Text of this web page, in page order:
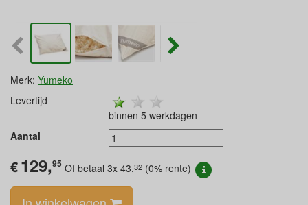
Merk: Yumeko
Levertijd
binnen 5 werkdagen
Aantal
€129,95 Of betaal 3x 43,32 (0% rente)